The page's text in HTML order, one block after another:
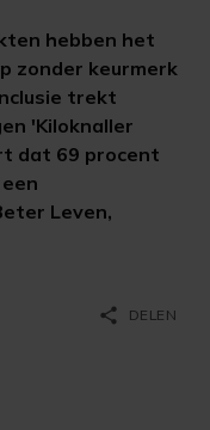
hebben het
zonder keurmerk
trekt
'Kiloknaller
dat 69 procent
Leven,
share DELEN